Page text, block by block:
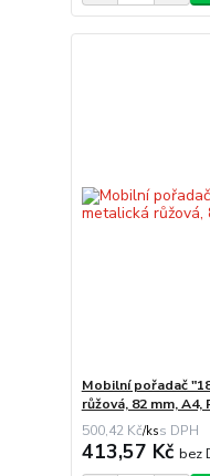
Mobilní pořadač
růžová, 82 mm, A4,
500,42 Kč/ks
413,57 Kč bez